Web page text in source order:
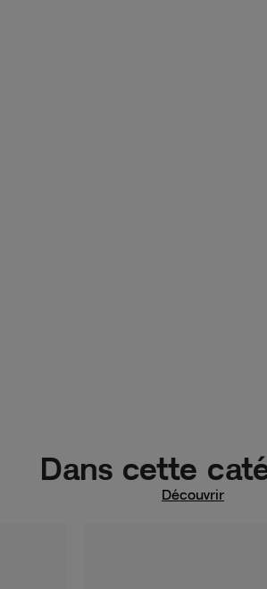
Dans cette
Découvrir